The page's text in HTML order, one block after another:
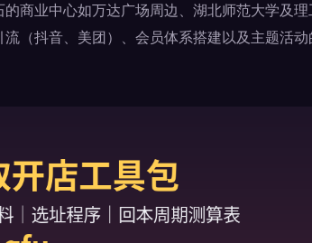
商业中心如万达广场周边、湖北师范大学及
（抖音、美团）、会员体系搭建以及主题活